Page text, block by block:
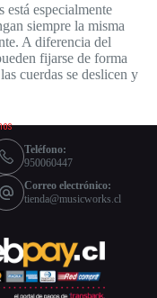
especialmente
siempre la misma
A diferencia del
fijarse de forma
cuerdas se deslicen y
Teléfono:
950060447
Correo electrónico:
tienda@musicworks.cl